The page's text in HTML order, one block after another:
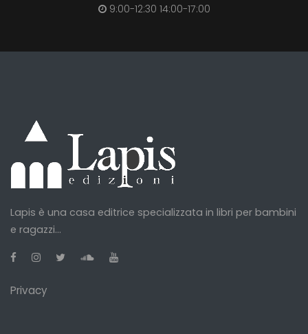
9:00-12:30 14:00-17:00
Lapis è una casa editrice specializzata in libri per bambini
e ragazzi...
Privacy